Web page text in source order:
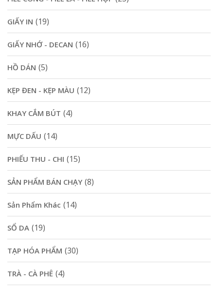
GIẤY IN (19)
GIẤY NHỚ - DECAN (16)
HỒ DÁN (5)
KẸP ĐEN - KẸP MÀU (12)
KHAY CẮM BÚT (4)
MỰC DẤU (14)
PHIẾU THU - CHI (15)
SẢN PHẨM BÁN CHẠY (8)
Sản Phẩm Khác (14)
SỔ DA (19)
TẠP HÓA PHẨM (30)
TRÀ - CÀ PHÊ (4)